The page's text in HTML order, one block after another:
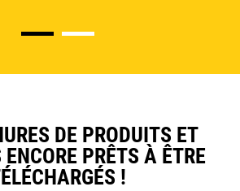
DE PRODUITS ET
PRÊTS À ÊTRE
!